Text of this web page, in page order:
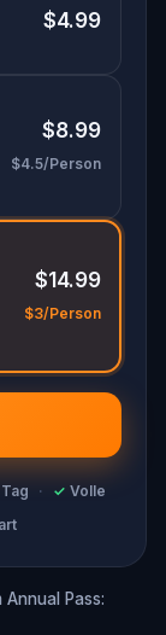
$4.99
$8.99
$4.5/Person
$14.99
$3/Person
· ✓ Volle
Pass: